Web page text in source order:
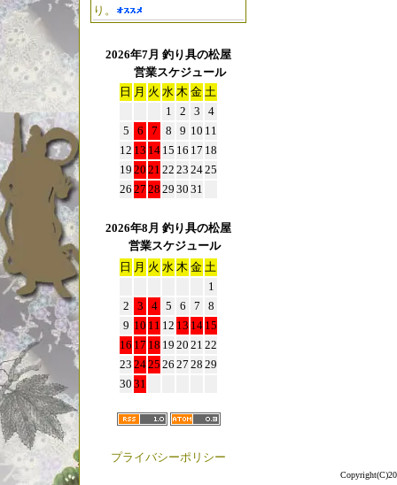
り。
2026年7月 釣り具の松屋
営業スケジュール
日 月 火 水 木 金 土
1
2 3
4
5
6 7 8 9 10 11
12 13 14 15 16 17 18
19 20 21 22 23 2425
26 27 28 29 30 31
2026年8月 釣り具の松屋
営業スケジュール
日 月 火 水 木 金 土
1
2
3 4 5 6 7
8
9 10 11 12 13 14 15
16 17 18 19 20 21 22
23 2425 26 27 28 29
30 31
プライバシーポリシー